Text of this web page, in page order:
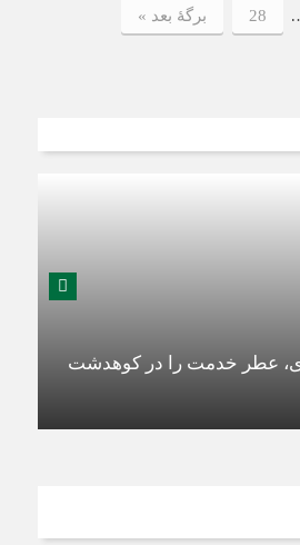
28 برگهٔ بعد »
عطر خدمت را در کوهدشت